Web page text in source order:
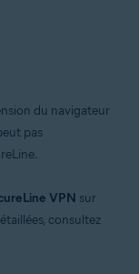
du navigateur
pas
VPN sur
consultez